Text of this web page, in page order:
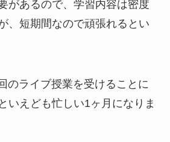
があるので、学習内容は密度
、短期間なので頑張れるとい
のライブ授業を受けることに
いえども忙しい1ヶ月になりま